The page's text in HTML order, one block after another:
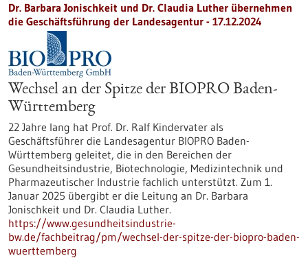
Dr. Barbara Jonischkeit und Dr. Claudia Luther übernehmen
die Geschäftsführung der Landesagentur - 17.12.2024
Wechsel an der Spitze der BIOPRO Baden-
Württemberg
22 Jahre lang hat Prof. Dr. Ralf Kindervater als
Geschäftsführer die Landesagentur BIOPRO Baden-
Württemberg geleitet, die in den Bereichen der
Gesundheitsindustrie, Biotechnologie, Medizintechnik und
Pharmazeutischer Industrie fachlich unterstützt. Zum 1.
Januar 2025 übergibt er die Leitung an Dr. Barbara
Jonischkeit und Dr. Claudia Luther.
https://www.gesundheitsindustrie-
bw.de/fachbeitrag/pm/wechsel-der-spitze-der-biopro-baden-
wuerttemberg